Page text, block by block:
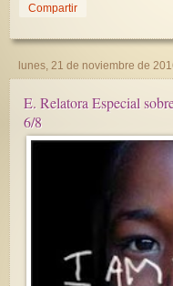
Compartir
lunes, 21 de noviembre de
E. Relatora Especial
6/8